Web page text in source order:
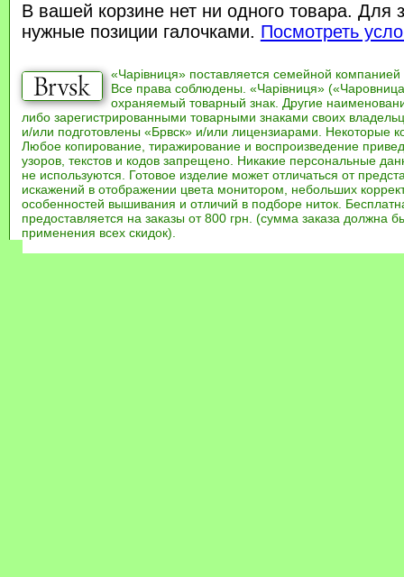
В вашей корзине нет ни одного товара. Для
нужные позиции галочками. Посмотреть
«Чарівниця» поставляется семейной компанией
Все права соблюдены. «Чарівниця»
охраняемый товарный знак. Другие
либо зарегистрированными товарными знаками своих
и/или подготовлены «Брвск» и/или лицензиарами. Некоторые
Любое копирование, тиражирование и воспроизведение
узоров, текстов и кодов запрещено. Никакие персональные
не используются. Готовое изделие может отличаться от
искажений в отображении цвета монитором, небольших
особенностей вышивания и отличий в подборе ниток.
предоставляется на заказы от 800 грн. (сумма заказа должна
применения всех скидок).